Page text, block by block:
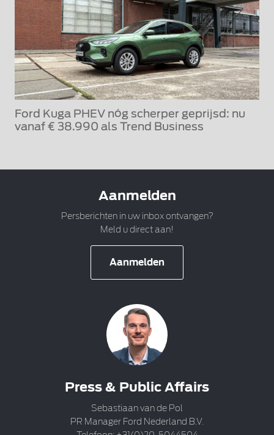
Ford Kuga PHEV nóg scherper geprijsd: nu
vanaf € 38.990 als Trend Business
Aanmelden
Persberichten in uw inbox ontvangen?
Meld u direct aan!
Aanmelden
Press & Public Affairs
Sebastiaan van de Pol
PR Manager Ford Nederland B.V.